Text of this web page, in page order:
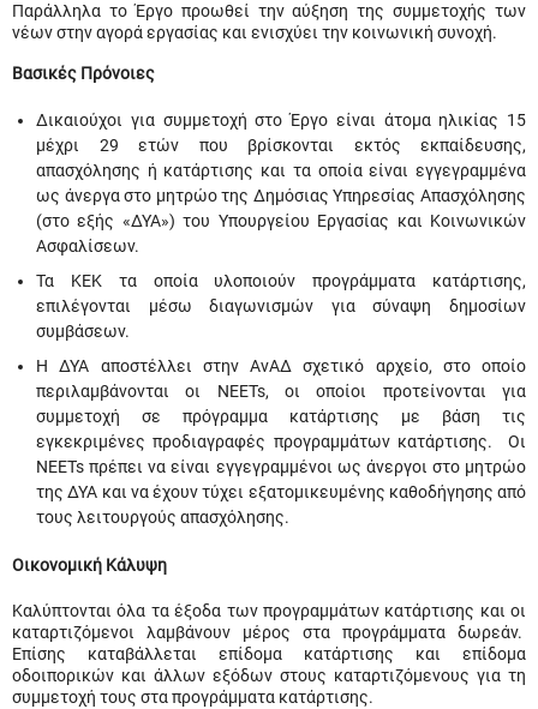
Παράλληλα το Έργο προωθεί την αύξηση της συμμετοχής των
νέων στην αγορά εργασίας και ενισχύει την κοινωνική συνοχή.
Βασικές Πρόνοιες
Δικαιούχοι για συμμετοχή στο Έργο είναι άτομα ηλικίας 15
μέχρι 29 ετών που βρίσκονται εκτός εκπαίδευσης,
απασχόλησης ή κατάρτισης και τα οποία είναι εγγεγραμμένα
ως άνεργα στο μητρώο της Δημόσιας Υπηρεσίας Απασχόλησης
(στο εξής «ΔΥΑ») του Υπουργείου Εργασίας και Κοινωνικών
Ασφαλίσεων.
Τα ΚΕΚ τα οποία υλοποιούν προγράμματα κατάρτισης,
επιλέγονται μέσω διαγωνισμών για σύναψη δημοσίων
συμβάσεων.
Η ΔΥΑ αποστέλλει στην ΑνΑΔ σχετικό αρχείο, στο οποίο
περιλαμβάνονται οι NEETs, οι οποίοι προτείνονται για
συμμετοχή σε πρόγραμμα κατάρτισης με βάση τις
εγκεκριμένες προδιαγραφές προγραμμάτων κατάρτισης. Οι
NEETs πρέπει να είναι εγγεγραμμένοι ως άνεργοι στο μητρώο
της ΔΥΑ και να έχουν τύχει εξατομικευμένης καθοδήγησης από
τους λειτουργούς απασχόλησης.
Οικονομική Κάλυψη
Καλύπτονται όλα τα έξοδα των προγραμμάτων κατάρτισης και οι
καταρτιζόμενοι λαμβάνουν μέρος στα προγράμματα δωρεάν.
Επίσης καταβάλλεται επίδομα κατάρτισης και επίδομα
οδοιπορικών και άλλων εξόδων στους καταρτιζόμενους για τη
συμμετοχή τους στα προγράμματα κατάρτισης.